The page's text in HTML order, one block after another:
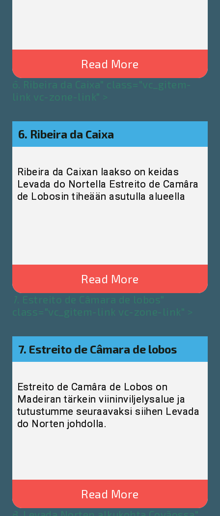
Read More
6. Ribeira da Caixa" class="vc_gitem-
link vc-zone-link" >
6. Ribeira da Caixa
Ribeira da Caixan laakso on keidas
Levada do Nortella Estreito de Camâra
de Lobosin tiheään asutulla alueella
Read More
7. Estreito de Câmara de lobos"
class="vc_gitem-link vc-zone-link" >
7. Estreito de Câmara de lobos
Estreito de Camâra de Lobos on
Madeiran tärkein viininviljelysalue ja
tutustumme seuraavaksi siihen Levada
do Norten johdolla.
Read More